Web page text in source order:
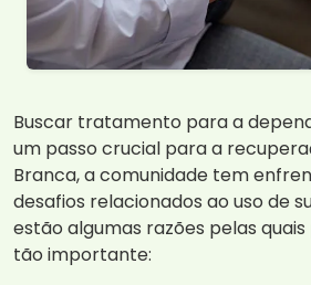
Buscar tratamento para a
um passo crucial para a
Branca, a comunidade tem
desafios relacionados ao uso de
estão algumas razões pelas
tão importante: